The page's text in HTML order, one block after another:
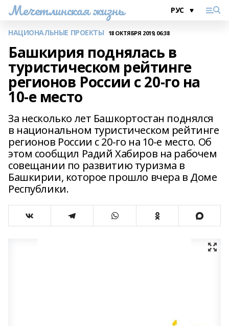
Мечетлинская жизнь
НАЦИОНАЛЬНЫЕ ПРОЕКТЫ 18 ОКТЯБРЯ 2019, 06:38
Башкирия поднялась в
туристическом рейтинге
регионов России с 20-го на
10-е место
За несколько лет Башкортостан поднялся
в национальном туристическом рейтинге
регионов России с 20-го на 10-е место. Об
этом сообщил Радий Хабиров на рабочем
совещании по развитию туризма в
Башкирии, которое прошло вчера в Доме
Республики.